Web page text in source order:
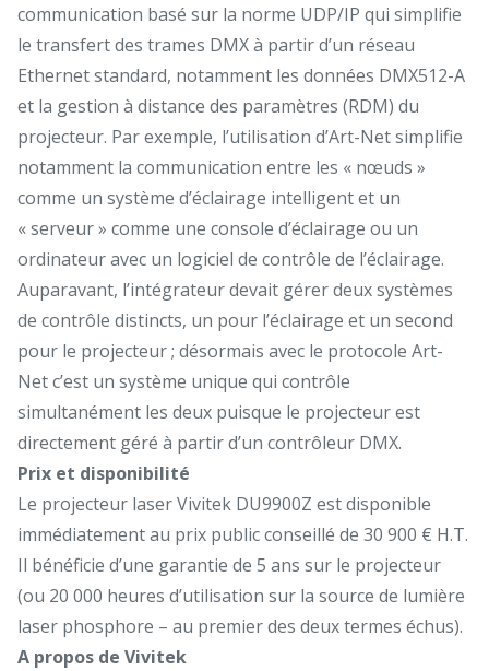
communication basé sur la norme UDP/IP qui simplifie
le transfert des trames DMX à partir d’un réseau
Ethernet standard, notamment les données DMX512-A
et la gestion à distance des paramètres (RDM) du
projecteur. Par exemple, l’utilisation d’Art-Net simplifie
notamment la communication entre les « nœuds »
comme un système d’éclairage intelligent et un
« serveur » comme une console d’éclairage ou un
ordinateur avec un logiciel de contrôle de l’éclairage.
Auparavant, l’intégrateur devait gérer deux systèmes
de contrôle distincts, un pour l’éclairage et un second
pour le projecteur ; désormais avec le protocole Art-
Net c’est un système unique qui contrôle
simultanément les deux puisque le projecteur est
directement géré à partir d’un contrôleur DMX.
Prix et disponibilité
Le projecteur laser Vivitek DU9900Z est disponible
immédiatement au prix public conseillé de 30 900 € H.T.
Il bénéficie d’une garantie de 5 ans sur le projecteur
(ou 20 000 heures d’utilisation sur la source de lumière
laser phosphore – au premier des deux termes échus).
A propos de Vivitek